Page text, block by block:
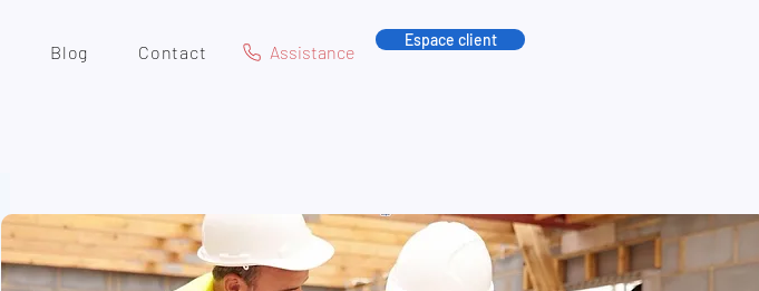
Blog Contact Assistance
Espace client